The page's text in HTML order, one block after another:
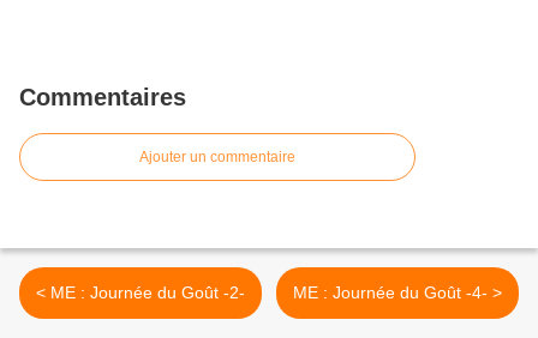
Commentaires
Ajouter un commentaire
< ME : Journée du Goût -2- ME : Journée du Goût -4- >